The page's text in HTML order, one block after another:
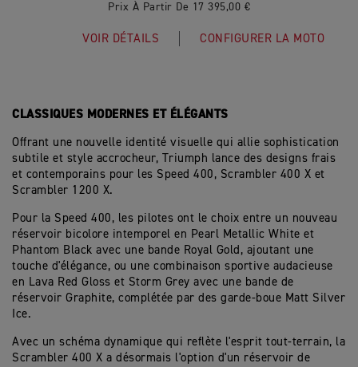
Prix À Partir De 17 395,00 €
VOIR DÉTAILS CONFIGURER LA MOTO
CLASSIQUES MODERNES ET ÉLÉGANTS
Offrant une nouvelle identité visuelle qui allie sophistication
subtile et style accrocheur, Triumph lance des designs frais
et contemporains pour les Speed 400, Scrambler 400 X et
Scrambler 1200 X.
Pour la Speed 400, les pilotes ont le choix entre un nouveau
réservoir bicolore intemporel en Pearl Metallic White et
Phantom Black avec une bande Royal Gold, ajoutant une
touche d'élégance, ou une combinaison sportive audacieuse
en Lava Red Gloss et Storm Grey avec une bande de
réservoir Graphite, complétée par des garde-boue Matt Silver
Ice.
Avec un schéma dynamique qui reflète l'esprit tout-terrain, la
Scrambler 400 X a désormais l'option d'un réservoir de